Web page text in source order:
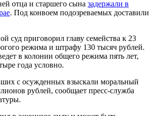
отца и старшего сына задержали в
. Под конвоем подозреваемых доставили
суд приговорил главу семейства к 23
режима и штрафу 130 тысяч рублей.
в колонии общего режима пять лет,
года условно.
с осужденных взыскали моральный
рублей, сообщает пресс-служба